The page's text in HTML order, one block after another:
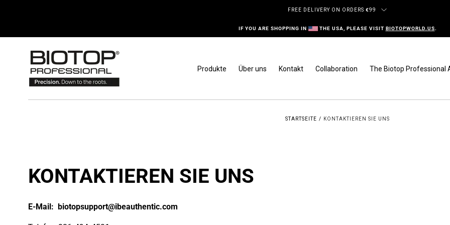
FREE DELIVERY ON ORDERS €99
IF YOU ARE SHOPPING IN THE USA, PLEASE VISIT BIOTOPWORLD.US.
Produkte Über uns Kontakt Collaboration The Biotop Professional
STARTSEITE / KONTAKTIEREN SIE UNS
KONTAKTIEREN SIE UNS
E-Mail: biotopsupport@ibeauthentic.com